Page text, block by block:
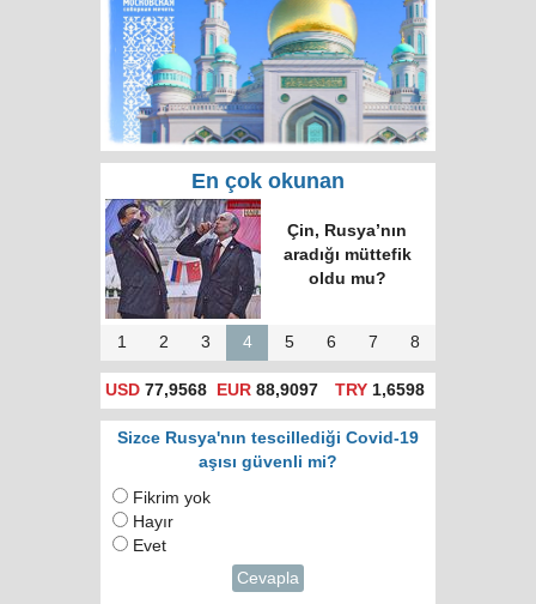
En çok okunan
Çin, Rusya’nın
aradığı müttefik
oldu mu?
1 2 3 4 5 6 7 8
USD 77,9568 EUR 88,9097 TRY1,6598
Sizce Rusya'nın tescillediği Covid-19
aşısı güvenli mi?
Fikrim yok
Hayır
Evet
Cevapla